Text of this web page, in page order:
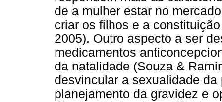
de a mulher estar no
criar os filhos e a
2005). Outro aspecto a ser
medicamentos
da natalidade (Souza &
desvincular a sexualidade
planejamento da gravidez e